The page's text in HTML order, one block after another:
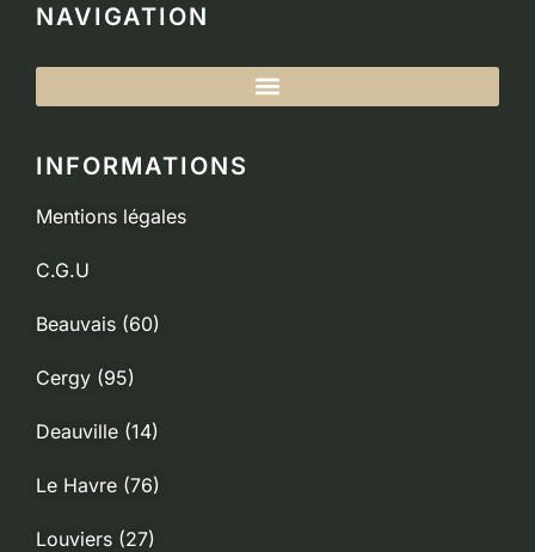
NAVIGATION
INFORMATIONS
Mentions légales
C.G.U
Beauvais (60)
Cergy (95)
Deauville (14)
Le Havre (76)
Louviers (27)